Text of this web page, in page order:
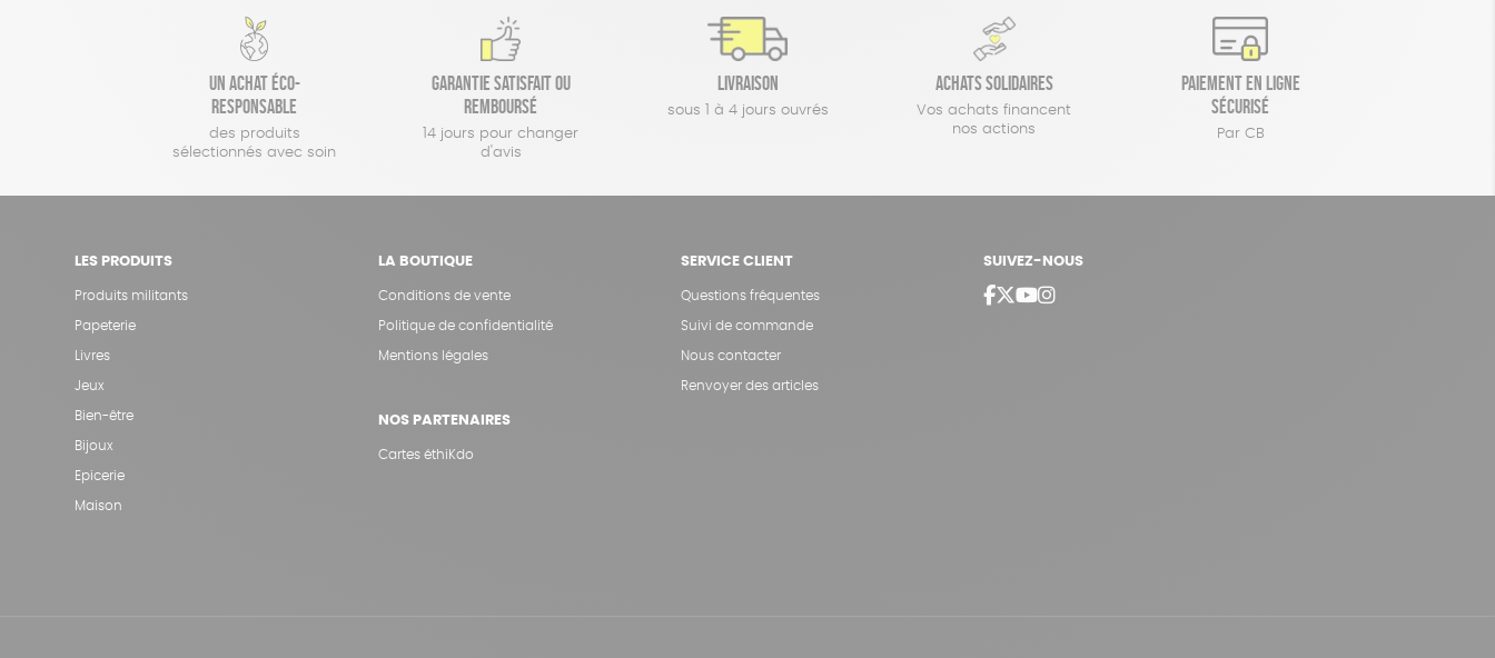
Un achat éco-
responsable
des produits
sélectionnés avec soin
Garantie satisfait ou
remboursé
14 jours pour changer
d'avis
Livraison
sous 1 à 4 jours ouvrés
Achats solidaires
Vos achats financent
nos actions
Paiement en ligne
sécurisé
Par CB
LES PRODUITS
Produits militants
Papeterie
Livres
Jeux
Bien-être
Bijoux
Epicerie
Maison
LA BOUTIQUE
Conditions de vente
Politique de confidentialité
Mentions légales
NOS PARTENAIRES
Cartes éthiKdo
SERVICE CLIENT
Questions fréquentes
Suivi de commande
Nous contacter
Renvoyer des articles
SUIVEZ-NOUS